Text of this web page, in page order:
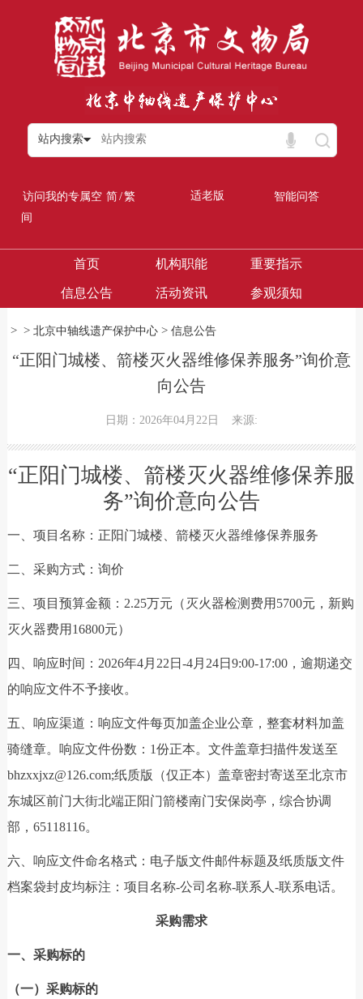
站内搜索
访问我的专属空
间
简/繁 适老版 智能问答
首页 机构职能 重要指示
信息公告 活动资讯 参观须知
> > 北京中轴线遗产保护中心> 信息公告
“正阳门城楼、箭楼灭火器维修保养服务”询价意
向公告
日期：2026年04月22日 来源:
“正阳门城楼、箭楼灭火器维修保养服
务”询价意向公告
一、项目名称：正阳门城楼、箭楼灭火器维修保养服务
二、采购方式：询价
三、项目预算金额：2.25万元（灭火器检测费用5700元，新购
灭火器费用16800元）
四、响应时间：2026年4月22日-4月24日9:00-17:00，逾期递交
的响应文件不予接收。
五、响应渠道：响应文件每页加盖企业公章，整套材料加盖
骑缝章。响应文件份数：1份正本。文件盖章扫描件发送至
bhzxxjxz@126.com;纸质版（仅正本）盖章密封寄送至北京市
东城区前门大街北端正阳门箭楼南门安保岗亭，综合协调
部，65118116。
六、响应文件命名格式：电子版文件邮件标题及纸质版文件
档案袋封皮均标注：项目名称-公司名称-联系人-联系电话。
采购需求
一、采购标的
（一）采购标的